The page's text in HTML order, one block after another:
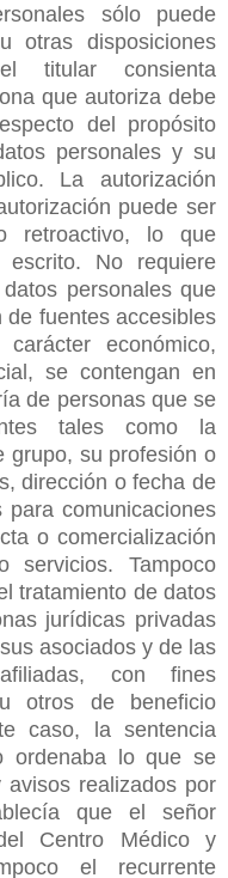
sólo puede
otras disposiciones
titular consienta
que autoriza debe
del propósito
personales y su
La autorización
puede ser
retroactivo, lo que
escrito. No requiere
personales que
fuentes accesibles
económico,
se contengan en
de personas que se
tales como la
grupo, su profesión o
dirección o fecha de
para comunicaciones
o comercialización
Tampoco
tratamiento de datos
jurídicas privadas
asociados y de las
con fines
otros de beneficio
caso, la sentencia
ordenaba lo que se
realizados por
que el señor
Centro Médico y
el recurrente